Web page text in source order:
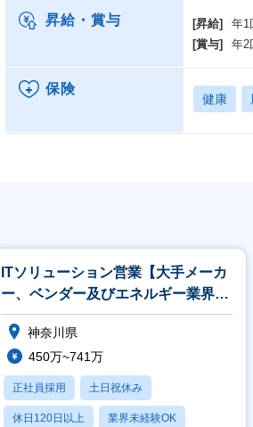
昇給・賞与 [昇給]
年1
[賞与]
年2
保険
健康
ITソリューション営業【大手メーカ
ー、ベンダー及びエネルギー業界、
官公庁向け】
神奈川県
450万~741万
正社員採用 土日祝休み
休日120日以上 業界未経験OK